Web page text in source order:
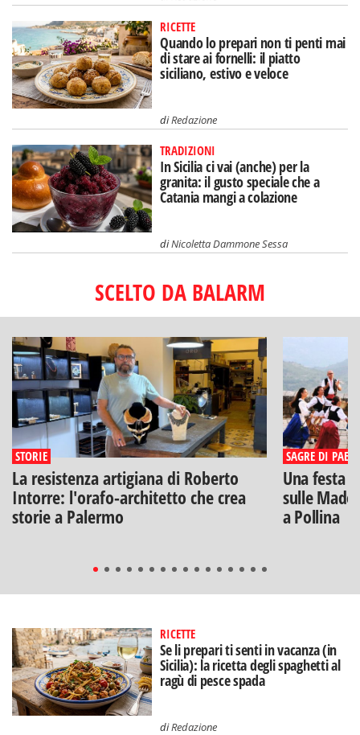
RICETTE
Quando lo prepari non ti penti mai
di stare ai fornelli: il piatto
siciliano, estivo e veloce
diRedazione
TRADIZIONI
In Sicilia ci vai (anche) per la
granita: il gusto speciale che a
Catania mangi a colazione
diNicoletta Dammone Sessa
SCELTO DA BALARM
STORIE
La resistenza artigiana di Roberto
Intorre: l'orafo-architetto che crea
storie a Palermo
SAGRE DI PAESE
Una festa
sulle
a Pollina
RICETTE
Se li prepari ti senti in vacanza (in
Sicilia): la ricetta degli spaghetti al
ragù di pesce spada
diRedazione